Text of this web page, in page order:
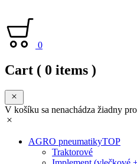
0
Cart ( 0 items )
V košíku sa nenachádza žiadny
AGRO pneumatikyTOP
Traktorové